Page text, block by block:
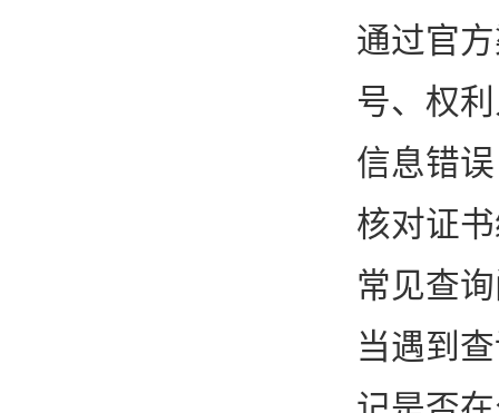
通过官
号、权
信息错
核对证
常见查
当遇到